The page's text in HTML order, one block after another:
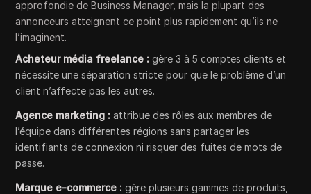
approfondie de Business Manager, mais la plupart des
annonceurs atteignent ce point plus rapidement qu’ils ne
l’imaginent.
Acheteur média freelance : gère 3 à 5 comptes clients et
nécessite une séparation stricte pour que le problème d’un
client n’affecte pas les autres.
Agence marketing : attribue des rôles aux membres de
l’équipe dans différentes régions sans partager les
identifiants de connexion ni risquer des fuites de mots de
passe.
Marque e-commerce : gère plusieurs gammes de produits,